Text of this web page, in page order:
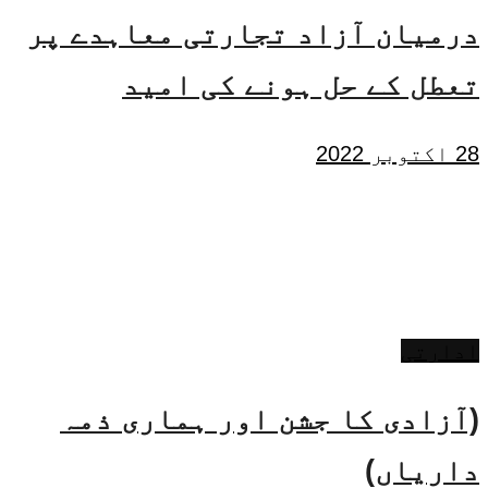
درمیان آزاد تجارتی معاہدے پر
تعطل کے حل ہونے کی امید
28 اکتوبر 2022
(آزادی کا جشن اور ہماری ذمہ
داریاں)